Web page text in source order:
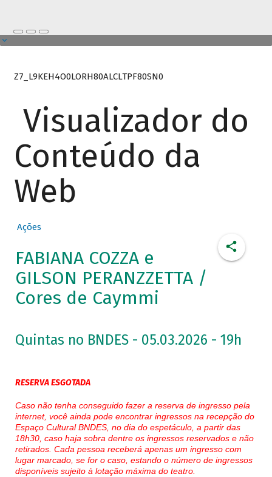
Z7_L9KEH4O0LORH80ALCLTPF80SN0
Visualizador do
Conteúdo da
Web
Ações
FABIANA COZZA e
GILSON PERANZZETTA /
Cores de Caymmi
Quintas no BNDES - 05.03.2026 - 19h
RESERVA ESGOTADA
Caso não tenha conseguido fazer a reserva de ingresso pela
internet, você ainda pode encontrar ingressos na recepção do
Espaço Cultural BNDES, no dia do espetáculo, a partir das
18h30, caso haja sobra dentre os ingressos reservados e não
retirados. Cada pessoa receberá apenas um ingresso com
lugar marcado, se for o caso, estando o número de ingressos
disponíveis sujeito à lotação máxima do teatro.